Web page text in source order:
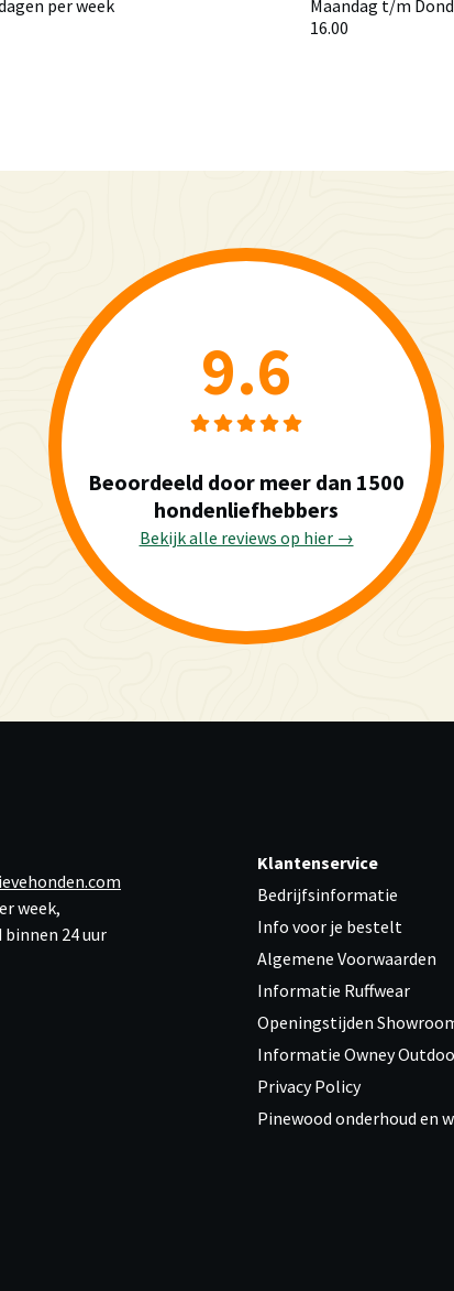
per week
Maandag t/m
16.00
9.6
Beoordeeld door meer dan 1500
hondenliefhebbers
Bekijk alle reviews op hier →
week,
24 uur
Klantenservice
Bedrijfsinformatie
Info voor je bestelt
Algemene Voorwaarden
Informatie Ruffwear
Openingstijden
Informatie Owney
Privacy Policy
Pinewood onderhoud en